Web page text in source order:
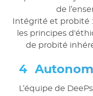
de
Intégrité et probité
les principes
de probité
L’équipe de